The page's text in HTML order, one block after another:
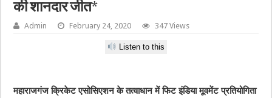
की शानदार जीत*
Admin February 24, 2020 347 Views
Listen to this
महाराजगंज क्रिकेट एसोसिएशन के तत्वाधान में फिट इंडिया मूवमेंट प्रतियोगिता